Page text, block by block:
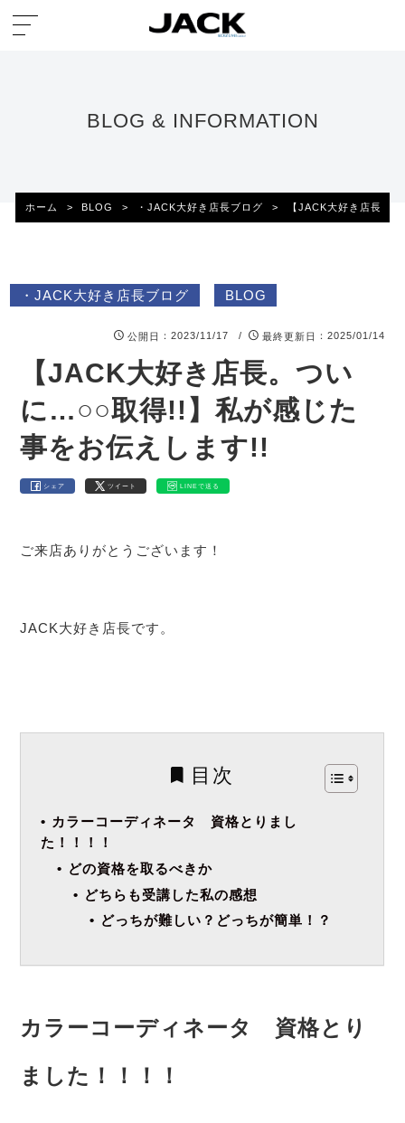
BLOG & INFORMATION
ホーム > BLOG > ・JACK大好き店長ブログ > 【JACK大好き店長。
・JACK大好き店長ブログ BLOG
公開日 ：2023/11/17 / 最終更新日 ：2025/01/14
【JACK大好き店長。つい
に…○○取得!!】私が感じた
事をお伝えします!!
シェア ツイート LINEで送る
ご来店ありがとうございます！
JACK大好き店長です。
目次
カラーコーディネータ 資格とりまし
た！！！！
どの資格を取るべきか
どちらも受講した私の感想
どっちが難しい？どっちが簡単！？
カラーコーディネータ 資格とり
ました！！！！